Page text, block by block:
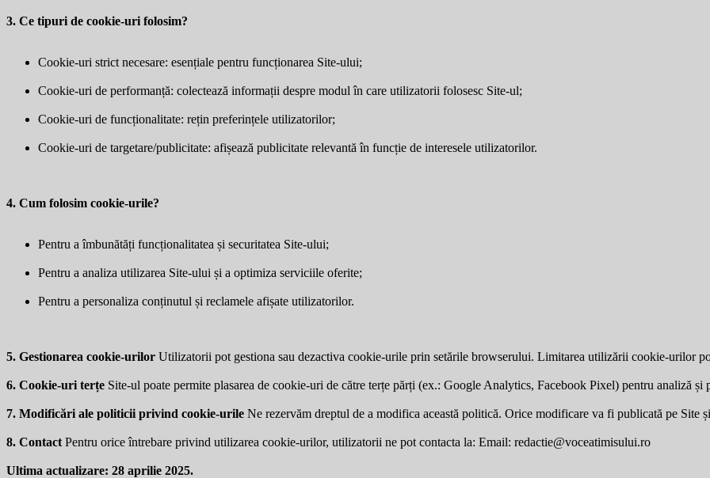
3. Ce tipuri de cookie-uri folosim?
Cookie-uri strict necesare: esențiale pentru funcționarea Site-ului;
Cookie-uri de performanță: colectează informații despre modul în care utilizatorii folosesc Site-ul;
Cookie-uri de funcționalitate: rețin preferințele utilizatorilor;
Cookie-uri de targetare/publicitate: afișează publicitate relevantă în funcție de interesele utilizatorilor.
4. Cum folosim cookie-urile?
Pentru a îmbunătăți funcționalitatea și securitatea Site-ului;
Pentru a analiza utilizarea Site-ului și a optimiza serviciile oferite;
Pentru a personaliza conținutul și reclamele afișate utilizatorilor.
5. Gestionarea cookie-urilor Utilizatorii pot gestiona sau dezactiva cookie-urile prin setările browserului. Limitarea utilizării cookie-urilor
6. Cookie-uri terțe Site-ul poate permite plasarea de cookie-uri de către terțe părți (ex.: Google Analytics, Facebook Pixel) pentru analiză și
7. Modificări ale politicii privind cookie-urile Ne rezervăm dreptul de a modifica această politică. Orice modificare va fi publicată pe Site
8. Contact Pentru orice întrebare privind utilizarea cookie-urilor, utilizatorii ne pot contacta la: Email: redactie@voceatimisului.ro
Ultima actualizare: 28 aprilie 2025.